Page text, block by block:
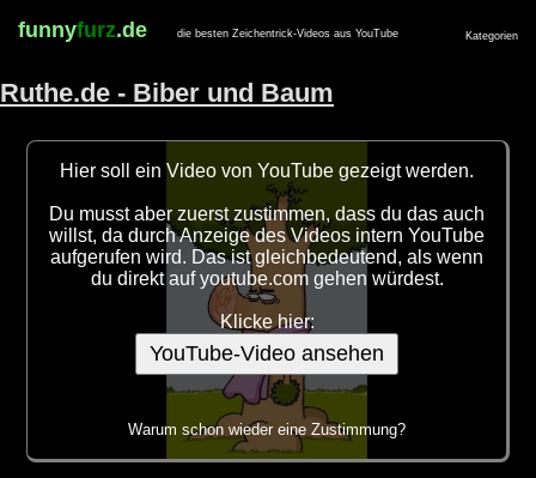
funnyfurz.de die besten Zeichentrick-Videos aus YouTube Kategorien
Ruthe.de - Biber und Baum
Hier soll ein Video von YouTube gezeigt werden.
Du musst aber zuerst zustimmen, dass du das auch
willst, da durch Anzeige des Videos intern YouTube
aufgerufen wird. Das ist gleichbedeutend, als wenn
du direkt auf youtube.com gehen würdest.
Klicke hier:
YouTube-Video ansehen
Warum schon wieder eine Zustimmung?